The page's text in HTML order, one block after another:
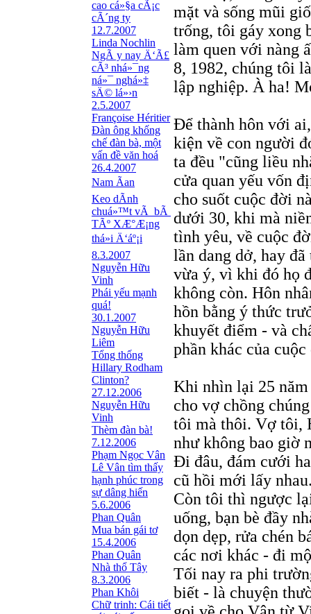
cao cá»§a cÃ¡c
cÃ´ng ty
12.7.2007
Linda Nochlin
NgÃ y nay Ä‘Ã£
cÃ³ nhá»¯ng
ná»¯ nghá»‡
sÄ© lá»›n
2.5.2007
Françoise Héritier
Đàn ông khống
chế đàn bà, một
vấn đề văn hoá
26.4.2007
Nam Ãan
Keo dÃ­nh
chuá»™t vÃ bÃ
TÃº XÆ°Æ¡ng
thá»i Ä‘áº¡i
8.3.2007
Nguyễn Hữu
Vinh
Phái yếu mạnh
quá!
30.1.2007
Nguyễn Hữu
Liêm
Tổng thống
Hillary Rodham
Clinton?
27.12.2006
Nguyễn Hữu
Vinh
Thèm đàn bà!
7.12.2006
Phạm Ngọc Vân
Lê Vân tìm thấy
hạnh phúc trong
sự dâng hiến
5.6.2006
Phan Quân
Mua bán gái tơ
15.4.2006
Phan Quân
Nhà thổ Tây
8.3.2006
Phan Khôi
Chữ trinh: Cái tiết
mặt và sống mũi
trống, tôi gáy xong
làm quen với nàng
8, 1982, chúng tôi
lập nghiệp. À ha!
Để thành hôn với
kiện về con người
ta đều "cũng liều
cửa quan yếu vốn
cho suốt cuộc đời
dưới 30, khi mà
tình yêu, về cuộc
lần dang dở, hay
vừa ý, vì khi đó họ
không còn. Hôn
hồn bằng ý thức
khuyết điểm - và
phần khác của
Khi nhìn lại 25 năm
cho vợ chồng
tôi mà thôi. Vợ tôi,
như không bao giờ
Đi đâu, đám cưới
cũ hồi mới lấy
Còn tôi thì ngược
uống, bạn bè đầy
dọn dẹp, rửa chén
các nơi khác - đi
Tối nay ra phi
biết - là chuyện